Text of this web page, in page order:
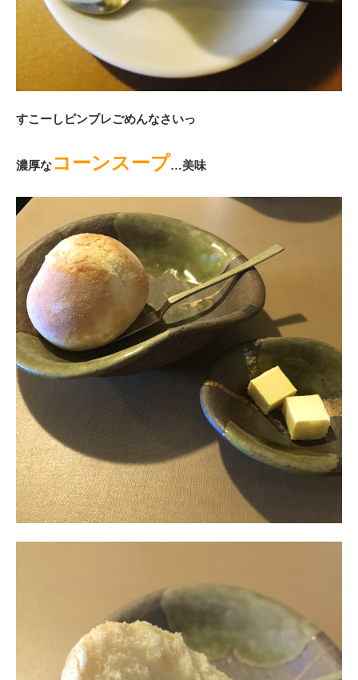
すこーしピンブレごめんなさいっ
濃厚なコーンスープ…美味